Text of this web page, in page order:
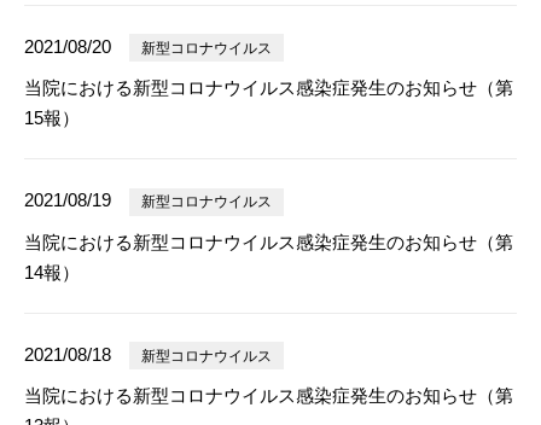
2021/08/20 新型コロナウイルス
当院における新型コロナウイルス感染症発生のお知らせ（第
15報）
2021/08/19 新型コロナウイルス
当院における新型コロナウイルス感染症発生のお知らせ（第
14報）
2021/08/18 新型コロナウイルス
当院における新型コロナウイルス感染症発生のお知らせ（第